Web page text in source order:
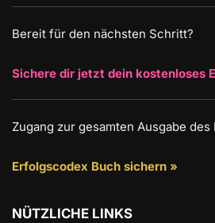
Bereit für den nächsten Schritt?
Sichere dir jetzt dein kostenloses
Zugang zur gesamten Ausgabe
Erfolgscodex Buch sichern »
NÜTZLICHE LINKS